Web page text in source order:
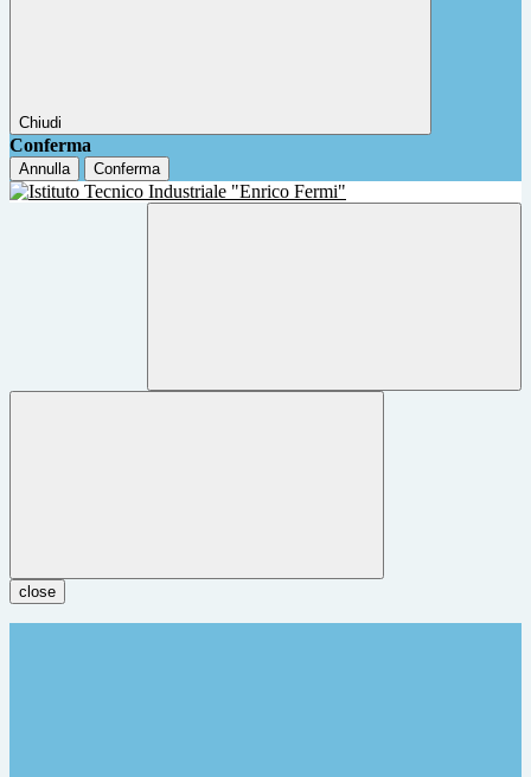
Chiudi
Conferma
Annulla Conferma
close